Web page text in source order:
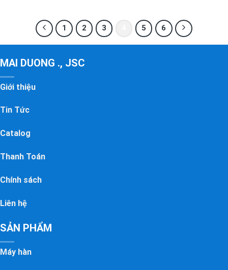
1 2 3 5 6
MAI DUONG ., JSC
Giới thiệu
Tin Tức
Catalog
Thanh Toán
Chính sách
Liên hệ
SẢN PHẨM
Máy hàn